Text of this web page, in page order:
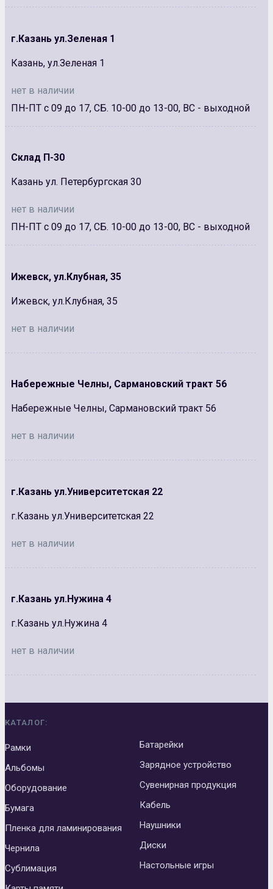
г.Казань ул.Зеленая 1
Казань, ул.Зеленая 1
нет в наличии
ПН-ПТ с 09 до 17, СБ. 10-00 до 13-00, ВС - выходной
Склад П-30
Казань ул. Петербургская 30
нет в наличии
ПН-ПТ с 09 до 17, СБ. 10-00 до 13-00, ВС - выходной
Ижевск, ул.Клубная, 35
Ижевск, ул.Клубная, 35
нет в наличии
Набережные Челны, Сармановский тракт 56
Набережные Челны, Сармановский тракт 56
нет в наличии
г.Казань ул.Университетская 22
г.Казань ул.Университетская 22
нет в наличии
г.Казань ул.Нужина 4
г.Казань ул.Нужина 4
нет в наличии
КАТАЛОГ:
Рамки
Альбомы
Оборудование
Бумага
Пленка для ламинирования
Чернила
Сублимация
Батарейки
Зарядное устройство
Сувенирная продукция
Кабель
Наушники
Диски
Настольные игры